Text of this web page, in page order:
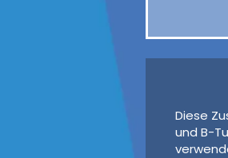
Diese
und B-